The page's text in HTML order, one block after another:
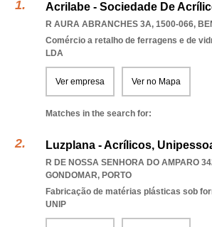
Acrilabe - Sociedade De
R AURA ABRANCHES 3A, 1500-066,
Comércio a retalho de ferragens e de
LDA
Ver empresa Ver no Mapa
Matches in the search for:
Luzplana - Acrílicos,
R DE NOSSA SENHORA DO AMPARO
GONDOMAR, PORTO
Fabricação de matérias plásticas sob
UNIP